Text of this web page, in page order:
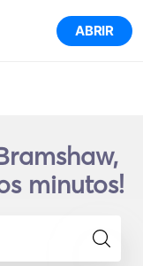
ABRIR
minutos!